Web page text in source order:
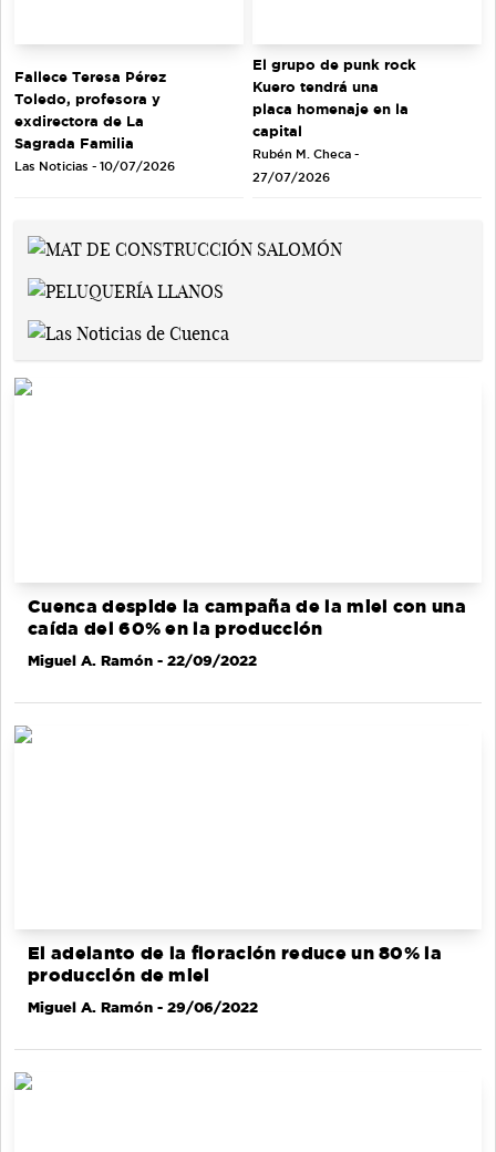
Fallece Teresa Pérez
Toledo, profesora y
exdirectora de La
Sagrada Familia
Las Noticias - 10/07/2026
El grupo de punk rock
Kuero tendrá una
placa homenaje en la
capital
Rubén M. Checa -
27/07/2026
Cuenca despide la campaña de la miel con una
caída del 60% en la producción
Miguel A. Ramón - 22/09/2022
El adelanto de la floración reduce un 80% la
producción de miel
Miguel A. Ramón - 29/06/2022